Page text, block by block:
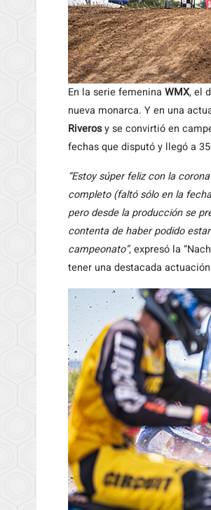
En la serie femenina WMX, el
nueva monarca. Y en una
Riverosy se convirtió en
fechas que disputó y llegó a
“Estoy súper feliz con la
completo (faltó sólo en la
pero desde la producción se
contenta de haber podido
campeonato”, expresó la
tener una destacada